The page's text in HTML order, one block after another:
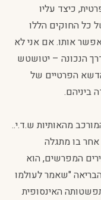
כיצד עליו
כל החוקים הללו
אותו. אם אני לא
הנכונה – יטושטש
הפרטיים של
ביניהם.
מהאותיות ש.ד.י..
בו מתגלה
המפרשים, הוא
"שאמר לעולמו
האינסופית